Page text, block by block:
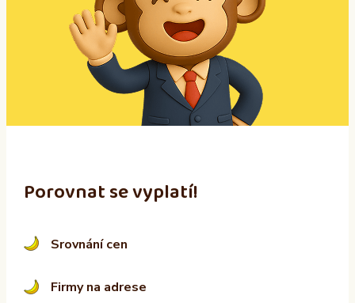
:
Porovnat se vyplatí!
Srovnání cen
Firmy na adrese